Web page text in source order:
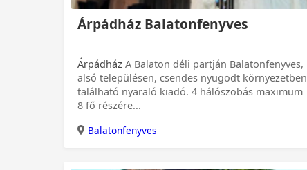
Árpádház Balatonfenyves
Árpádház
alsó településen, csendes nyugodt környezetben
található nyaraló kiadó. 4 hálószobás maximum
8 fő részére...
Balatonfenyves